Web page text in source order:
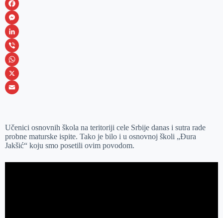
F
a
c
e
b
o
M
e
s
s
e
e
r
L
i
n
k
I
n
V
i
b
W
h
s
A
X
a
i
Učenici osnovnih škola na teritoriji cele Srbije danas i sutra rade
probne maturske ispite. Tako je bilo i u osnovnoj školi „Đura
Jakšić“ koju smo posetili ovim povodom.